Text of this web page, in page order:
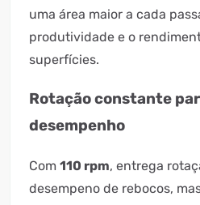
uma área maior a cada
produtividade e o
superfícies.
Rotação constante
desempenho
Com 110 rpm, entrega
desempeno de rebocos,